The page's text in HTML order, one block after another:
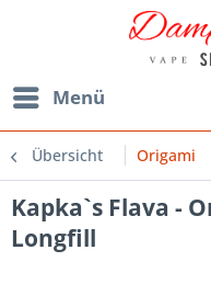
Menü
Übersicht Origami
Kapka`s Flava -
Longfill